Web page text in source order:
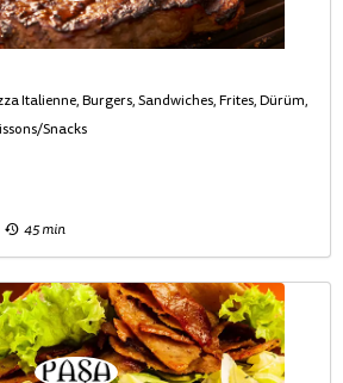
Italienne, Burgers, Sandwiches, Frites, Dürüm,
Snacks
45 min